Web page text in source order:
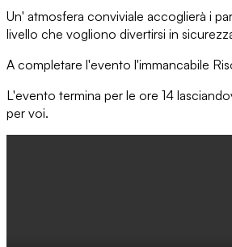
Un' atmosfera conviviale accoglierà i
livello che vogliono divertirsi in
A completare l'evento l'immancabile
L'evento termina per le ore 14
per voi.